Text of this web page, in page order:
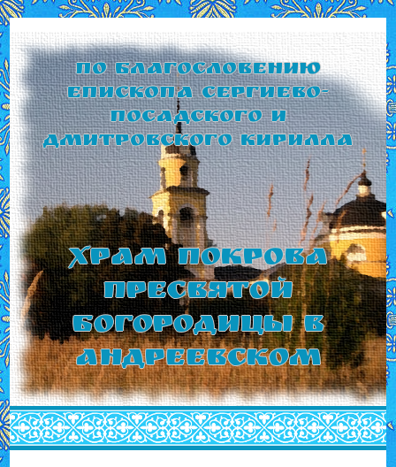
По благословению
Епископа Сергиево-
Посадского и
Дмитровского Кирилла
Храм Покрова
Пресвятой
Богородицы в
Андреевском